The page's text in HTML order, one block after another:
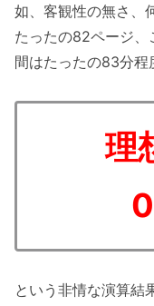
如、客観性の無さ、
たったの82ページ
間はたったの83分程
理
という非情な演算結